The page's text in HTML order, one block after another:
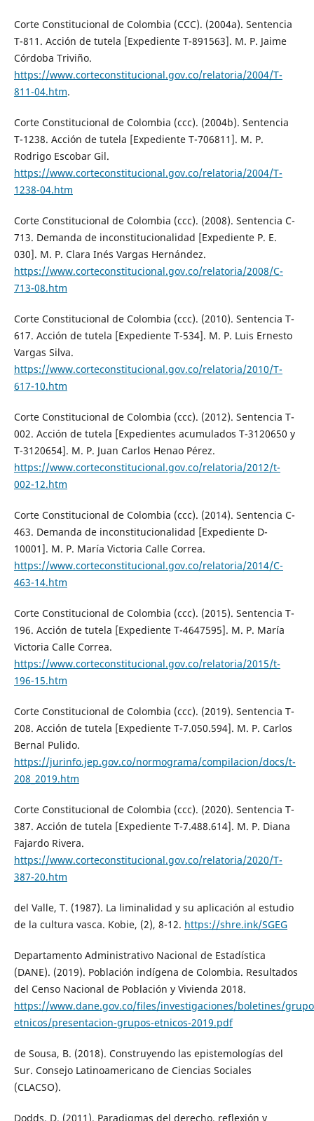
Corte Constitucional de Colombia (CCC). (2004a). Sentencia
T-811. Acción de tutela [Expediente T-891563]. M. P. Jaime
Córdoba Triviño.
https://www.corteconstitucional.gov.co/relatoria/2004/T-
811-04.htm.
Corte Constitucional de Colombia (ccc). (2004b). Sentencia
T-1238. Acción de tutela [Expediente T-706811]. M. P.
Rodrigo Escobar Gil.
https://www.corteconstitucional.gov.co/relatoria/2004/T-
1238-04.htm
Corte Constitucional de Colombia (ccc). (2008). Sentencia C-
713. Demanda de inconstitucionalidad [Expediente P. E.
030]. M. P. Clara Inés Vargas Hernández.
https://www.corteconstitucional.gov.co/relatoria/2008/C-
713-08.htm
Corte Constitucional de Colombia (ccc). (2010). Sentencia T-
617. Acción de tutela [Expediente T-534]. M. P. Luis Ernesto
Vargas Silva.
https://www.corteconstitucional.gov.co/relatoria/2010/T-
617-10.htm
Corte Constitucional de Colombia (ccc). (2012). Sentencia T-
002. Acción de tutela [Expedientes acumulados T-3120650 y
T-3120654]. M. P. Juan Carlos Henao Pérez.
https://www.corteconstitucional.gov.co/relatoria/2012/t-
002-12.htm
Corte Constitucional de Colombia (ccc). (2014). Sentencia C-
463. Demanda de inconstitucionalidad [Expediente D-
10001]. M. P. María Victoria Calle Correa.
https://www.corteconstitucional.gov.co/relatoria/2014/C-
463-14.htm
Corte Constitucional de Colombia (ccc). (2015). Sentencia T-
196. Acción de tutela [Expediente T-4647595]. M. P. María
Victoria Calle Correa.
https://www.corteconstitucional.gov.co/relatoria/2015/t-
196-15.htm
Corte Constitucional de Colombia (ccc). (2019). Sentencia T-
208. Acción de tutela [Expediente T-7.050.594]. M. P. Carlos
Bernal Pulido.
https://jurinfo.jep.gov.co/normograma/compilacion/docs/t-
208_2019.htm
Corte Constitucional de Colombia (ccc). (2020). Sentencia T-
387. Acción de tutela [Expediente T-7.488.614]. M. P. Diana
Fajardo Rivera.
https://www.corteconstitucional.gov.co/relatoria/2020/T-
387-20.htm
del Valle, T. (1987). La liminalidad y su aplicación al estudio
de la cultura vasca. Kobie, (2), 8-12. https://shre.ink/SGEG
Departamento Administrativo Nacional de Estadística
(DANE). (2019). Población indígena de Colombia. Resultados
del Censo Nacional de Población y Vivienda 2018.
https://www.dane.gov.co/files/investigaciones/boletines/
etnicos/presentacion-grupos-etnicos-2019.pdf
de Sousa, B. (2018). Construyendo las epistemologías del
Sur. Consejo Latinoamericano de Ciencias Sociales
(CLACSO).
Dodds, D. (2011). Paradigmas del derecho, reflexión y